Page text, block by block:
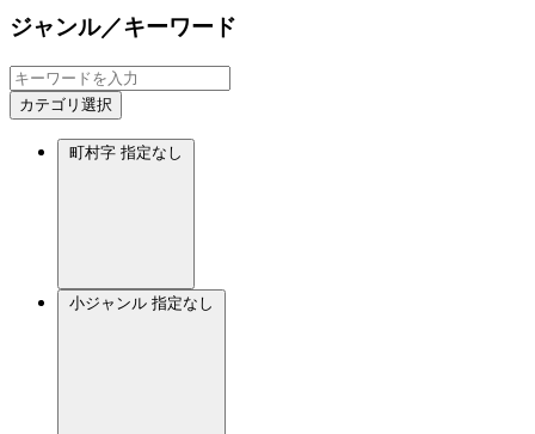
ジャンル／キーワード
カテゴリ選択
町村字 指定なし
小ジャンル 指定なし